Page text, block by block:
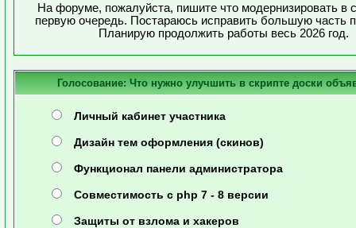
На форуме, пожалуйста, пишите что модернизировать в
первую очередь. Постараюсь исправить большую часть
Планирую продолжить работы весь 2026 год.
Голосование: Что нужно улучшить в скрипте доски
Личный кабинет участника
Дизайн тем оформления (скинов)
Функционал панели администратора
Совместимость с php 7 - 8 версии
Защиты от взлома и хакеров